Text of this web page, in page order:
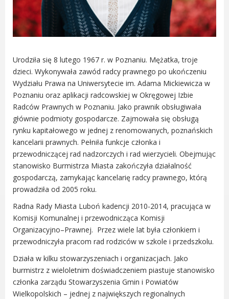
Gry miejskie
Kultura
Komisariat Policji w Luboniu
LOSiR
Serwisy mapowe
Informator Miasta Luboń
Ogłoszenia o pracę
Plaża Miejska przy ul. Rzecznej w
Luboniu
RADA MIASTA LUBOŃ
Portal Mieszkańca. Aktualne informacje
Radni Rady Miasta Luboń
Sesja Rady Miasta
Harmonogram dyżurów radnych
Komisje Rady Miasta Luboń
Terminarz spotkań komisji
Urodziła się 8 lutego 1967 r. w Poznaniu. Mężatka, troje
dzieci. Wykonywała zawód radcy prawnego po ukończeniu
Wydziału Prawa na Uniwersytecie im. Adama Mickiewicza w
Poznaniu oraz aplikacji radcowskiej w Okręgowej Izbie
Radców Prawnych w Poznaniu. Jako prawnik obsługiwała
głównie podmioty gospodarcze. Zajmowała się obsługą
rynku kapitałowego w jednej z renomowanych, poznańskich
kancelarii prawnych. Pełniła funkcje członka i
przewodniczącej rad nadzorczych i rad wierzycieli. Obejmując
stanowisko Burmistrza Miasta zakończyła działalność
gospodarczą, zamykając kancelarię radcy prawnego, którą
prowadziła od 2005 roku.
Radna Rady Miasta Luboń kadencji 2010-2014, pracująca w
Komisji Komunalnej i przewodnicząca Komisji
Organizacyjno–Prawnej. Przez wiele lat była członkiem i
przewodniczyła pracom rad rodziców w szkole i przedszkolu.
Działa w kilku stowarzyszeniach i organizacjach. Jako
burmistrz z wieloletnim doświadczeniem piastuje stanowisko
członka zarządu Stowarzyszenia Gmin i Powiatów
Wielkopolskich – jednej z największych regionalnych